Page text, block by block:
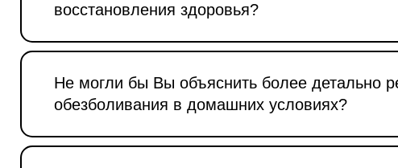
восстановления здоровья?
Не могли бы Вы объяснить более детально
обезболивания в домашних условиях?